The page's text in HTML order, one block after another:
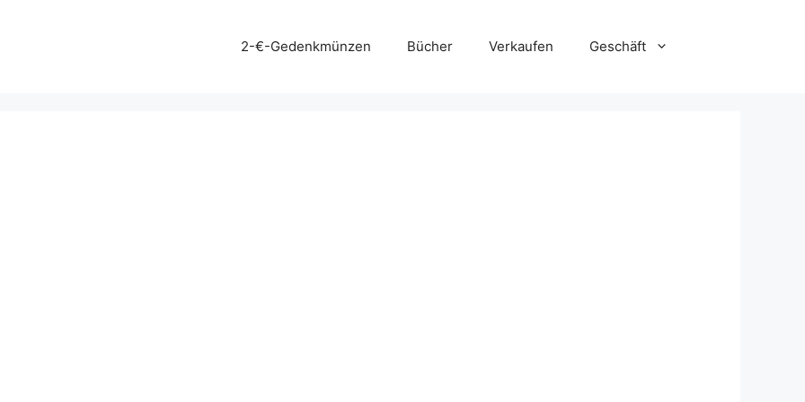
2-€-Gedenkmünzen Bücher Verkaufen Geschäft